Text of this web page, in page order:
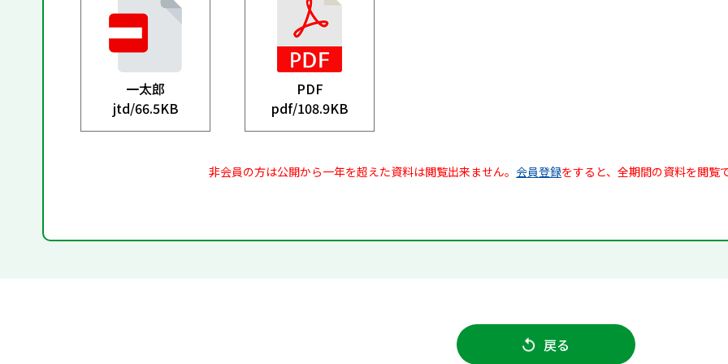
一太郎
jtd/66.5KB
PDF
pdf/108.9KB
非会員の方は公開から一年を超えた資料は閲覧出来ません。 会員登録をすると、全期間の資料を閲覧
戻る